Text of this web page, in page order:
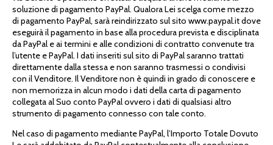
soluzione di pagamento PayPal. Qualora Lei scelga come mezzo
di pagamento PayPal, sarà reindirizzato sul sito www.paypal.it dove
eseguirà il pagamento in base alla procedura prevista e disciplinata
da PayPal e ai termini e alle condizioni di contratto convenute tra
l’utente e PayPal. I dati inseriti sul sito di PayPal saranno trattati
direttamente dalla stessa e non saranno trasmessi o condivisi
con il Venditore. Il Venditore non è quindi in grado di conoscere e
non memorizza in alcun modo i dati della carta di pagamento
collegata al Suo conto PayPal ovvero i dati di qualsiasi altro
strumento di pagamento connesso con tale conto.
Nel caso di pagamento mediante PayPal, l’Importo Totale Dovuto